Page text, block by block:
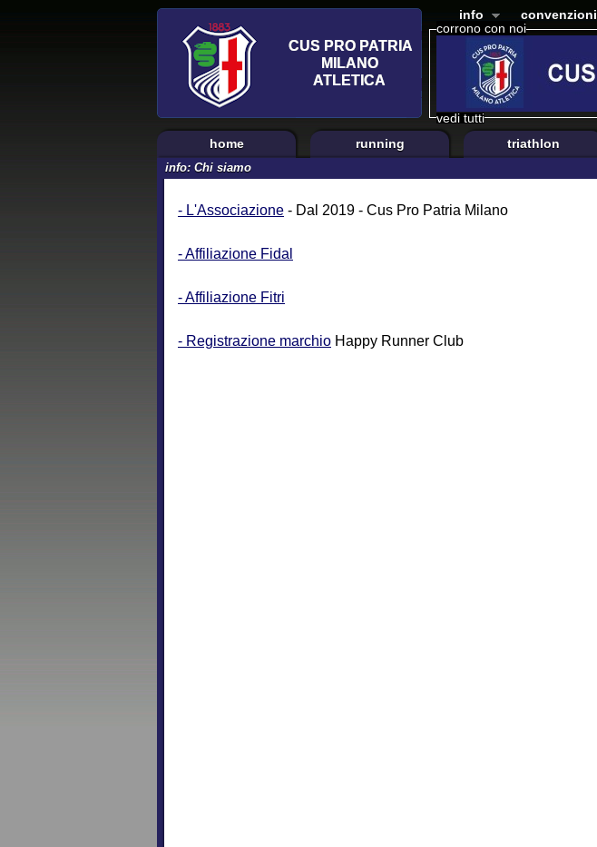
corrono con noi
vedi tutti
info convenzioni
home running triathlon
info: Chi siamo
- L'Associazione - Dal 2019 - Cus Pro Patria Milano
- Affiliazione Fidal
- Affiliazione Fitri
- Registrazione marchio Happy Runner Club